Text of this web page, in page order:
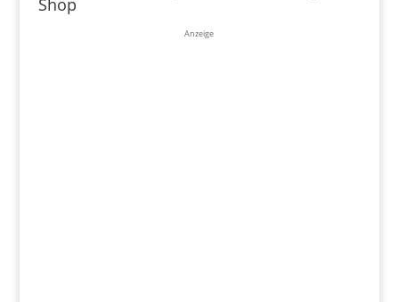
Anzeige